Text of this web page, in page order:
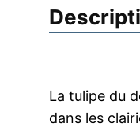
La tulipe du
dans les